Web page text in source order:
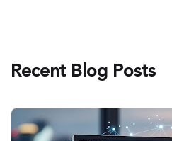
Recent Blog Posts